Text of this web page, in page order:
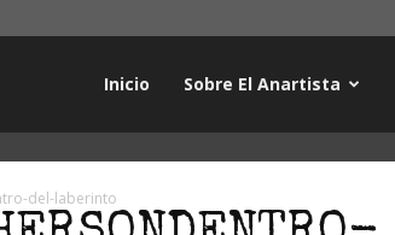
Inicio Sobre El Anartista
del-laberinto